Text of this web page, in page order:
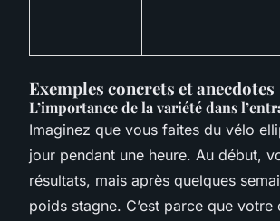
Exemples concrets et anecdotes
L’importance de la variété dans
Imaginez que vous faites du vélo
jour pendant une heure. Au début,
résultats, mais après quelques
poids stagne. C’est parce que votre